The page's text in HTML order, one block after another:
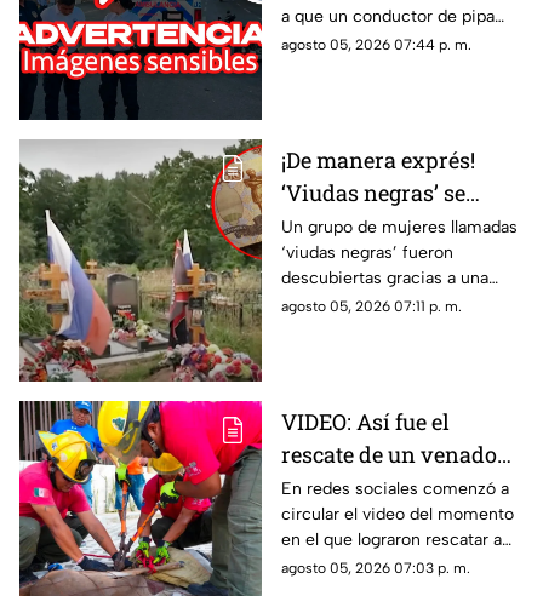
Cancún; esto se sabe
a que un conductor de pipa
atropelló a un hombre.
agosto 05, 2026 07:44 p. m.
¡De manera exprés!
‘Viudas negras’ se
casan con soldados
para cobrar
indemnizaciones
Un grupo de mujeres llamadas
‘viudas negras’ fueron
descubiertas gracias a una
investigación que reveló que
agosto 05, 2026 07:11 p. m.
VIDEO: Así fue el
rescate de un venado
cola blanca en
Cozumel; quedó
atrapado en una malla
ciclónica
En redes sociales comenzó a
circular el video del momento
en el que lograron rescatar a
un venado cola blanca en
agosto 05, 2026 07:03 p. m.